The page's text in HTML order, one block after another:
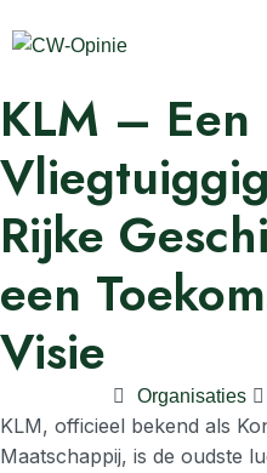
KLM – Een
Rijke
een
Visie
Organisaties
KLM, officieel bekend als
Maatschappij, is de oudste